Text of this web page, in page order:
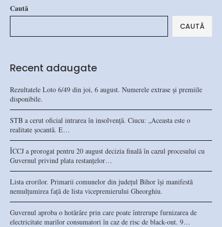
Caută
CAUTĂ
Recent adaugate
Rezultatele Loto 6/49 din joi, 6 august. Numerele extrase și premiile
disponibile.
STB a cerut oficial intrarea în insolvență. Ciucu: „Aceasta este o
realitate șocantă. E…
ÎCCJ a prorogat pentru 20 august decizia finală în cazul procesului cu
Guvernul privind plata restanțelor…
Lista erorilor. Primarii comunelor din județul Bihor își manifestă
nemulțumirea față de lista vicepremierului Gheorghiu.
Guvernul aproba o hotărâre prin care poate întrerupe furnizarea de
electricitate marilor consumatori în caz de risc de black-out. 9…